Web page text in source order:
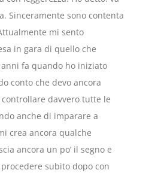
Sinceramente sono contenta
mi sento
in gara di quello che
fa quando ho iniziato
conto che devo ancora
davvero tutte le
anche di imparare a
crea ancora qualche
ancora un po’ il segno e
subito dopo con